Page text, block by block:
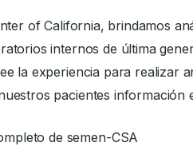
of California, brindamos
internos de última
la experiencia para realizar
pacientes información
de semen-CSA